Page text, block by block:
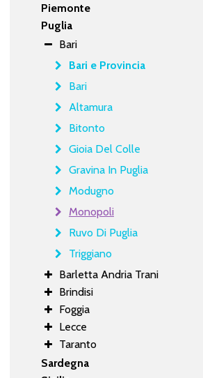
Piemonte
Puglia
Bari
Bari e Provincia
Bari
Altamura
Bitonto
Gioia Del Colle
Gravina In Puglia
Modugno
Monopoli
Ruvo Di Puglia
Triggiano
Barletta Andria Trani
Brindisi
Foggia
Lecce
Taranto
Sardegna